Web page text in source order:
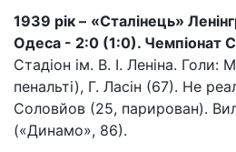
1939 рік – «Сталінець»
Одеса - 2:0 (1:0). Чемпіонат
Стадіон ім. В. І. Леніна. Голи:
пенальті), Г. Ласін (67). Не
Соловйов (25, парирован).
(«Динамо», 86).